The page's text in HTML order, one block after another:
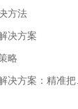
方法
决方案
略